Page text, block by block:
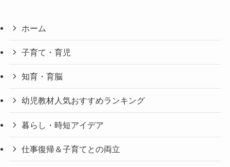
ホーム
子育て・育児
知育・育脳
幼児教材人気おすすめランキング
暮らし・時短アイデア
仕事復帰＆子育てとの両立